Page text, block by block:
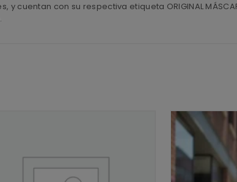
cuentan con su respectiva etiqueta ORIGINAL